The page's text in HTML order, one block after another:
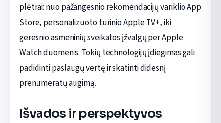
plėtrai: nuo pažangesnio rekomendacijų variklio App
Store, personalizuoto turinio Apple TV+, iki
geresnio asmeninių sveikatos įžvalgų per Apple
Watch duomenis. Tokių technologijų įdiegimas gali
padidinti paslaugų vertę ir skatinti didesnį
prenumeratų augimą.
Išvados ir perspektyvos